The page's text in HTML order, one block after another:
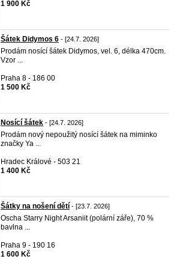
1 900 Kč
Šátek Didymos 6 - [24.7. 2026]
Prodám nosící šátek Didymos, vel. 6, délka 470cm.
Vzor ...
Praha 8 - 186 00
1 500 Kč
Nosící šátek - [24.7. 2026]
Prodám nový nepoužitý nosící šátek na miminko
značky Ya ...
Hradec Králové - 503 21
1 400 Kč
Šátky na nošení dětí - [23.7. 2026]
Oscha Starry Night Arsaniit (polární záře), 70 %
bavlna ...
Praha 9 - 190 16
1 600 Kč